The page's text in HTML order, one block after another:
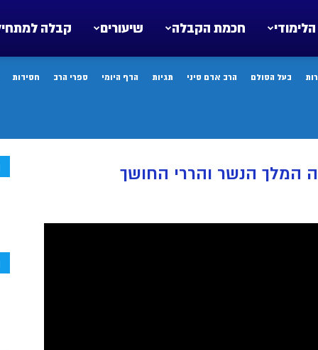
קבלה שיעורים חכמת הקבלה
בעל הסולם הרב אדם סיני תגיות הדף היומי ספרי הרב חסידות
המלך הנשר והררי החושך